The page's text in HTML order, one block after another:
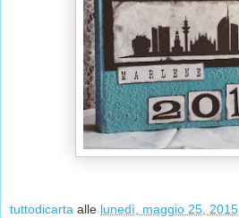
tuttodicarta alle lunedì, maggio 25, 2015